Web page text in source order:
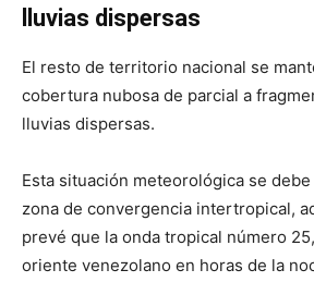
lluvias dispersas
El resto de territorio nacional se
cobertura nubosa de parcial a
lluvias dispersas.
Esta situación meteorológica se
zona de convergencia intertropical,
prevé que la onda tropical número
oriente venezolano en horas de la